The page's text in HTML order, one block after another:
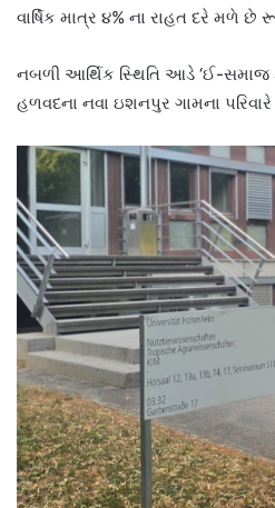
વાર્ષિક માત્ર ૪% ના રાહત દરે મળે છે
નબળી આર્થિક સ્થિતિ આડે ‘ઈ-સમાજ
હળવદના નવા ઇશનપુર ગામના